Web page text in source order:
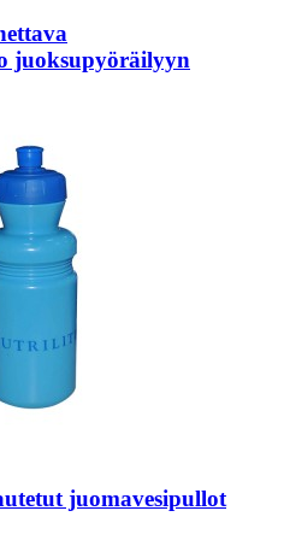
juoksupyöräilyyn
juomavesipullot